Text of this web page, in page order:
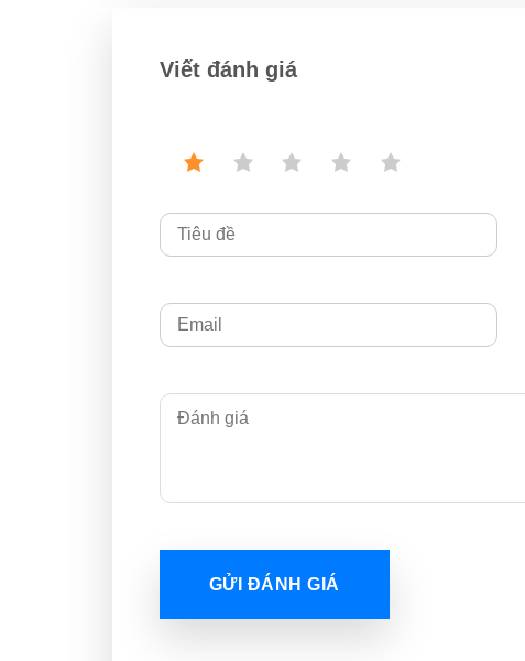
Viết đánh giá
GỬI ĐÁNH GIÁ